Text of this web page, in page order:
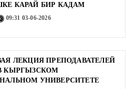
КАРАЙ БИР КАДАМ
09:31 03-06-2026
ЛЕКЦИЯ ПРЕПОДАВАТЕЛЕЙ
КЫРГЫЗСКОМ
УНИВЕРСИТЕТЕ